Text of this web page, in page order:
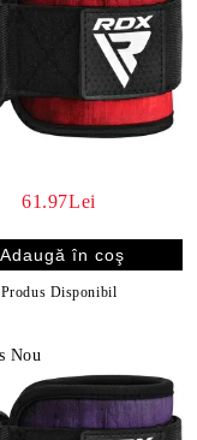
61.97Lei
Produs Disponibil